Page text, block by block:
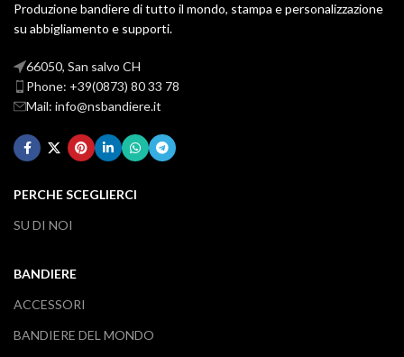
Produzione bandiere di tutto il mondo, stampa e personalizzazione
su abbigliamento e supporti.
66050, San salvo CH
Phone: +39(0873) 80 33 78
Mail: info@nsbandiere.it
PERCHE SCEGLIERCI
SU DI NOI
BANDIERE
ACCESSORI
BANDIERE DEL MONDO